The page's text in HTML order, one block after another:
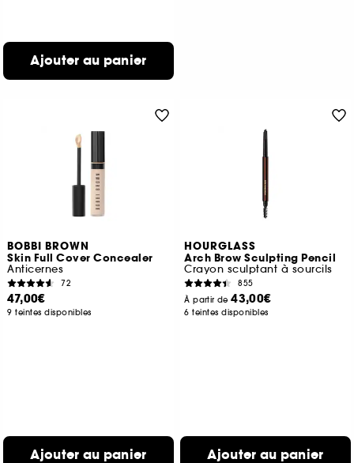
Ajouter au panier
BOBBI BROWN
Skin Full Cover Concealer
Anticernes
72
47,00€
9 teintes disponibles
Ajouter au panier
HOURGLASS
Arch Brow Sculpting Pencil
Crayon sculptant à sourcils
855
À partir de43,00€
6 teintes disponibles
Ajouter au panier